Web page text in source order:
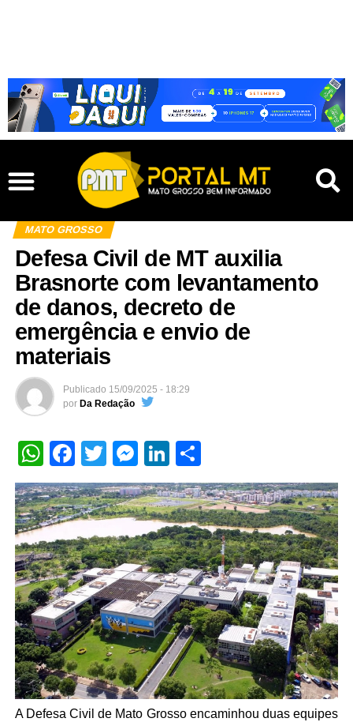
MATO GROSSO
Defesa Civil de MT auxilia
Brasnorte com levantamento
de danos, decreto de
emergência e envio de
materiais
Publicado 15/09/2025 - 18:29
por Da Redação
WhatsApp
Facebook
TwitterMessenger
LinkedIn
A Defesa Civil de Mato Grosso encaminhou duas equipes